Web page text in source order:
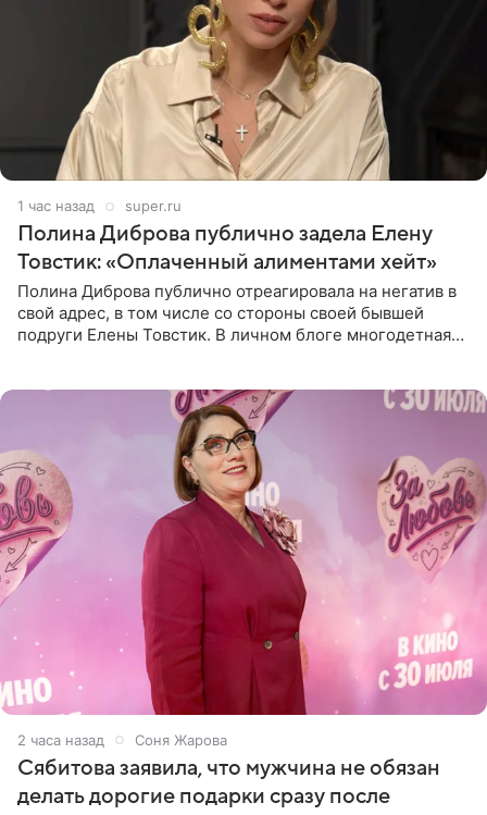
1 час назад super.ru
Полина Диброва публично задела Елену
Товстик: «Оплаченный алиментами хейт»
Полина Диброва публично отреагировала на негатив в
свой адрес, в том числе со стороны своей бывшей
подруги Елены Товстик. В личном блоге многодетная
2 часа назад Соня Жарова
Сябитова заявила, что мужчина не обязан
делать дорогие подарки сразу после